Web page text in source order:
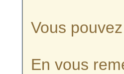
Vous
En vous